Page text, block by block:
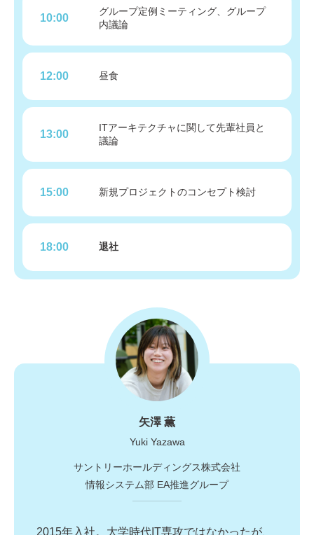
10:00
グループ定例ミーティング、グループ
内議論
12:00 昼食
13:00
ITアーキテクチャに関して先輩社員と
議論
15:00 新規プロジェクトのコンセプト検討
18:00 退社
矢澤 薫
Yuki Yazawa
サントリーホールディングス株式会社​
情報システム部​ EA推進グループ
2015年入社。大学時代IT専攻ではなかったが、